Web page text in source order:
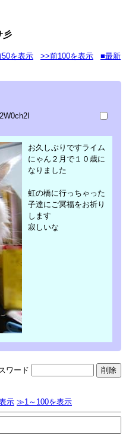
彡
を表示 >>前100を表示
■最新
お久しぶりですライム
にゃん２月で１０歳に
なりました
虹の橋に行っちゃった
子達にご冥福をお祈り
します
寂しいな
ワード
示 ≫1～100を表示